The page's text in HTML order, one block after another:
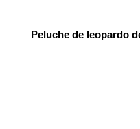
Peluche de leopardo